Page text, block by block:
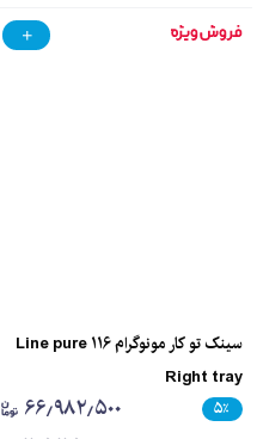
سینک تو کار مونوگرام Line pure 116
Right tray
۵٪ ۶۶٫۹۸۲٫۵۰۰